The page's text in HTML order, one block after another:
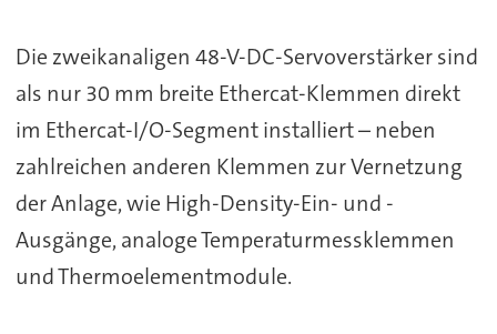
Die zweikanaligen 48-V-DC-Servoverstärker sind
als nur 30 mm breite Ethercat-Klemmen direkt
im Ethercat-I/O-Segment installiert – neben
zahlreichen anderen Klemmen zur Vernetzung
der Anlage, wie High-Density-Ein- und -
Ausgänge, analoge Temperaturmessklemmen
und Thermoelementmodule.